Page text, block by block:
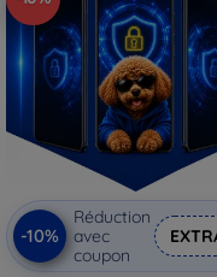
-10%
Réduction
avec
coupon